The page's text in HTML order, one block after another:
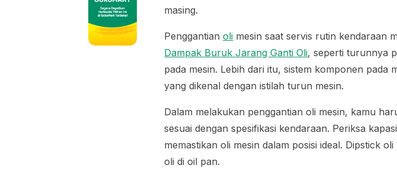
masing.
Penggantianoli mesin saat servis rutin kendaraan
Dampak Buruk Jarang Ganti Oli, seperti turunnya
pada mesin. Lebih dari itu, sistem komponen pada
yang dikenal dengan istilah turun mesin.
Dalam melakukan penggantian oli mesin, kamu
sesuai dengan spesifikasi kendaraan. Periksa
memastikan oli mesin dalam posisi ideal. Dipstick
oli di oil pan.